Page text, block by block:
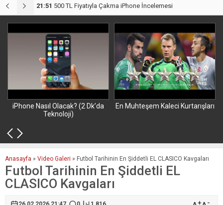
21:51 500 TL Fiyatıyla Çakma iPhone İncelemesi
iPhone Nasıl Olacak? (2 Dk’da
Teknoloji)
En Muhteşem Kaleci Kurtarışları
Anasayfa » Video Galeri » Futbol Tarihinin En Şiddetli EL CLASICO Kavgaları
Futbol Tarihinin En Şiddetli EL
CLASICO Kavgaları
+ -